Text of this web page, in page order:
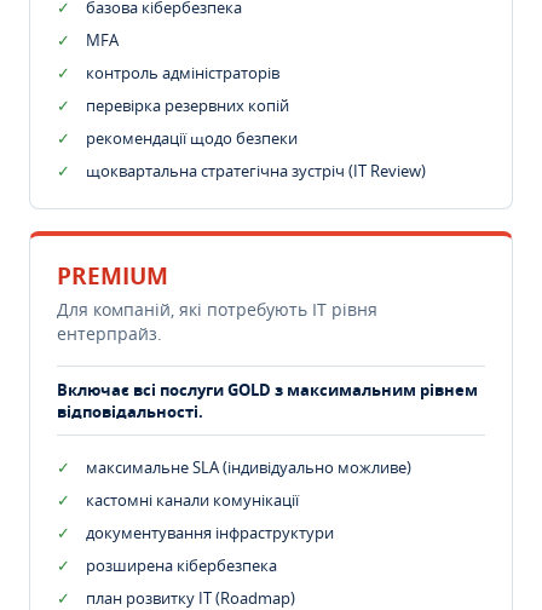
базова кібербезпека
MFA
контроль адміністраторів
перевірка резервних копій
рекомендації щодо безпеки
щоквартальна стратегічна зустріч (IT Review)
PREMIUM
Для компаній, які потребують ІТ рівня
ентерпрайз.
Включає всі послуги GOLD з максимальним рівнем
відповідальності.
максимальне SLA (індивідуально можливе)
кастомні канали комунікації
документування інфраструктури
розширена кібербезпека
план розвитку IT (Roadmap)